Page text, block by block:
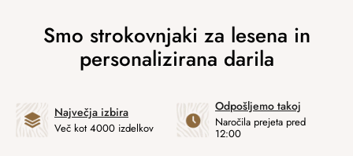
Največja izbira
Več kot 4000 izdelkov
Odpošljemo takoj
Naročila prejeta pred
12:00